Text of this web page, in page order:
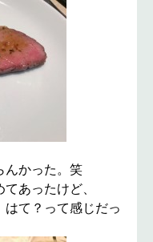
んかった。笑
あったけど、
て？って感じだっ